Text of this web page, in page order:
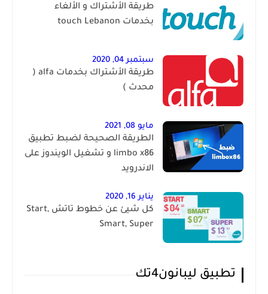
طريقة الأشتراك و الألغاء
بخدمات touch Lebanon
سبتمبر 04, 2020
طريقة الأشتراك بخدمات alfa (
محدث )
مايو 08, 2021
الطريقة الصحيحة لضبط تطبيق
limbo x86 و تشغيل الويندوز على
الاندرويد
يناير 16, 2020
كل شيئ عن خطوط تاتش Start,
Smart, Super
تطبيق ليبانون4تك